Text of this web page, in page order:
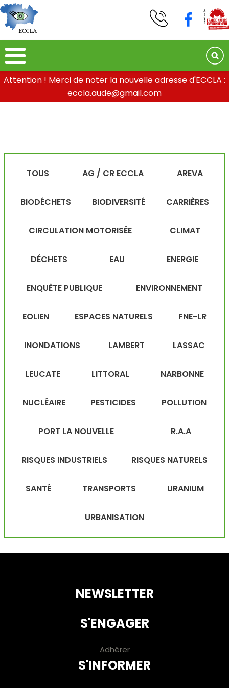
Attention ! Merci de noter la nouvelle adresse d'ECCLA :
eccla.aude@gmail.com
TOUS AG / CR ECCLA AREVA
BIODÉCHETS BIODIVERSITÉ CARRIÈRES
CIRCULATION MOTORISÉE CLIMAT
DÉCHETS EAU ENERGIE
ENQUÊTE PUBLIQUE ENVIRONNEMENT
EOLIEN ESPACES NATURELS FNE-LR
INONDATIONS LAMBERT LASSAC
LEUCATE LITTORAL NARBONNE
NUCLÉAIRE PESTICIDES POLLUTION
PORT LA NOUVELLE R.A.A
RISQUES INDUSTRIELS RISQUES NATURELS
SANTÉ TRANSPORTS URANIUM
URBANISATION
NEWSLETTER
S'ENGAGER
Adhérer
S'INFORMER